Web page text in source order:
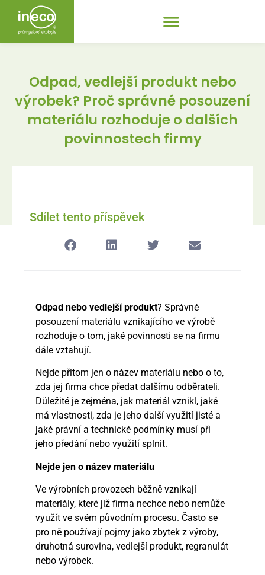
Odpad, vedlejší produkt nebo
výrobek? Proč správné posouzení
materiálu rozhoduje o dalších
povinnostech firmy
Sdílet tento příspěvek
Odpad nebo vedlejší produkt? Správné
posouzení materiálu vznikajícího ve výrobě
rozhoduje o tom, jaké povinnosti se na firmu
dále vztahují.
Nejde přitom jen o název materiálu nebo o to,
zda jej firma chce předat dalšímu odběrateli.
Důležité je zejména, jak materiál vznikl, jaké
má vlastnosti, zda je jeho další využití jisté a
jaké právní a technické podmínky musí při
jeho předání nebo využití splnit.
Nejde jen o název materiálu
Ve výrobních provozech běžně vznikají
materiály, které již firma nechce nebo nemůže
využít ve svém původním procesu. Často se
pro ně používají pojmy jako zbytek z výroby,
druhotná surovina, vedlejší produkt, regranulát
nebo výrobek.